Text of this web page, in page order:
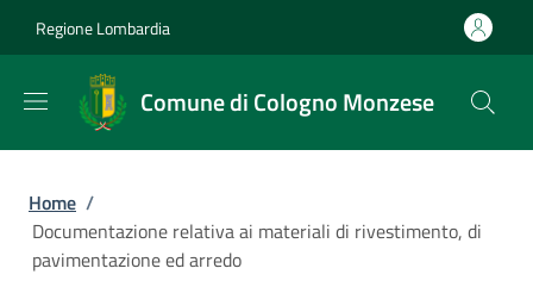
Regione Lombardia
Comune di Cologno Monzese
Briciole di pane
Home /
Documentazione relativa ai materiali di rivestimento, di
pavimentazione ed arredo